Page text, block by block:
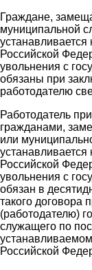
Граждане,
муниципальной
Российской
увольнения с
обязаны при
работодателю
Работодатель
гражданами,
или
Российской
увольнения с
обязан в
такого договора
(работодателю)
служащего по
Российской